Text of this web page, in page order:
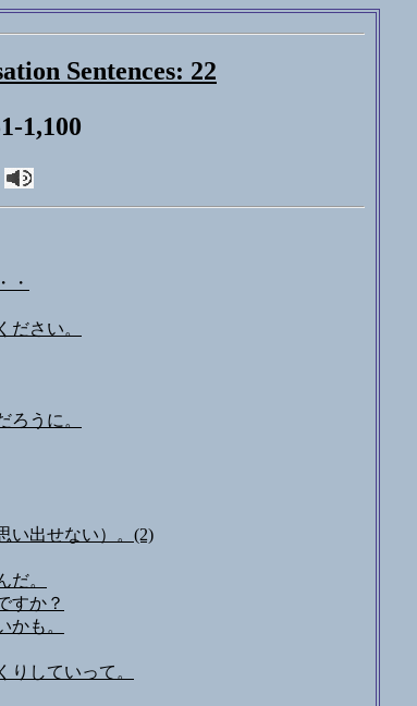
Sentences: 22
1,100
・
ださい。
ろうに。
い出せない）。(2)
だ。
すか？
かも。
りしていって。